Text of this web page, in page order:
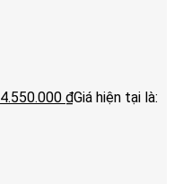
4.550.000 ₫Giá hiện tại là: